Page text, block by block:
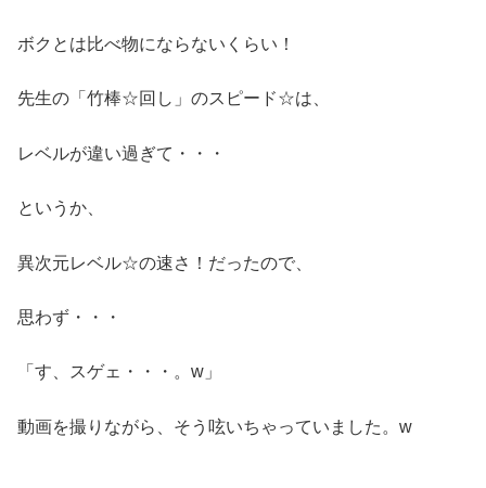
ボクとは比べ物にならないくらい！
先生の「竹棒☆回し」のスピード☆は、
レベルが違い過ぎて・・・
というか、
異次元レベル☆の速さ！だったので、
思わず・・・
「す、スゲェ・・・。w」
動画を撮りながら、そう呟いちゃっていました。w